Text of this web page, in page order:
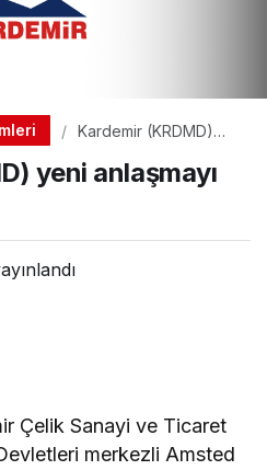
Kardemir (KRDMD)
açıkladı
yeni anlaşmayı
Çelik Sanayi ve Ticaret
merkezli Amsted